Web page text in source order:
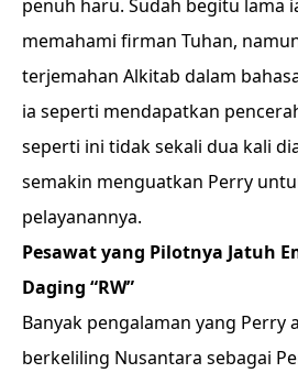
penuh haru. Sudah begitu lama
memahami firman Tuhan,
terjemahan Alkitab dalam
ia seperti mendapatkan
seperti ini tidak sekali dua kali
semakin menguatkan Perry
pelayanannya.
Pesawat yang Pilotnya Jatuh
Daging “RW”
Banyak pengalaman yang Perry
berkeliling Nusantara sebagai